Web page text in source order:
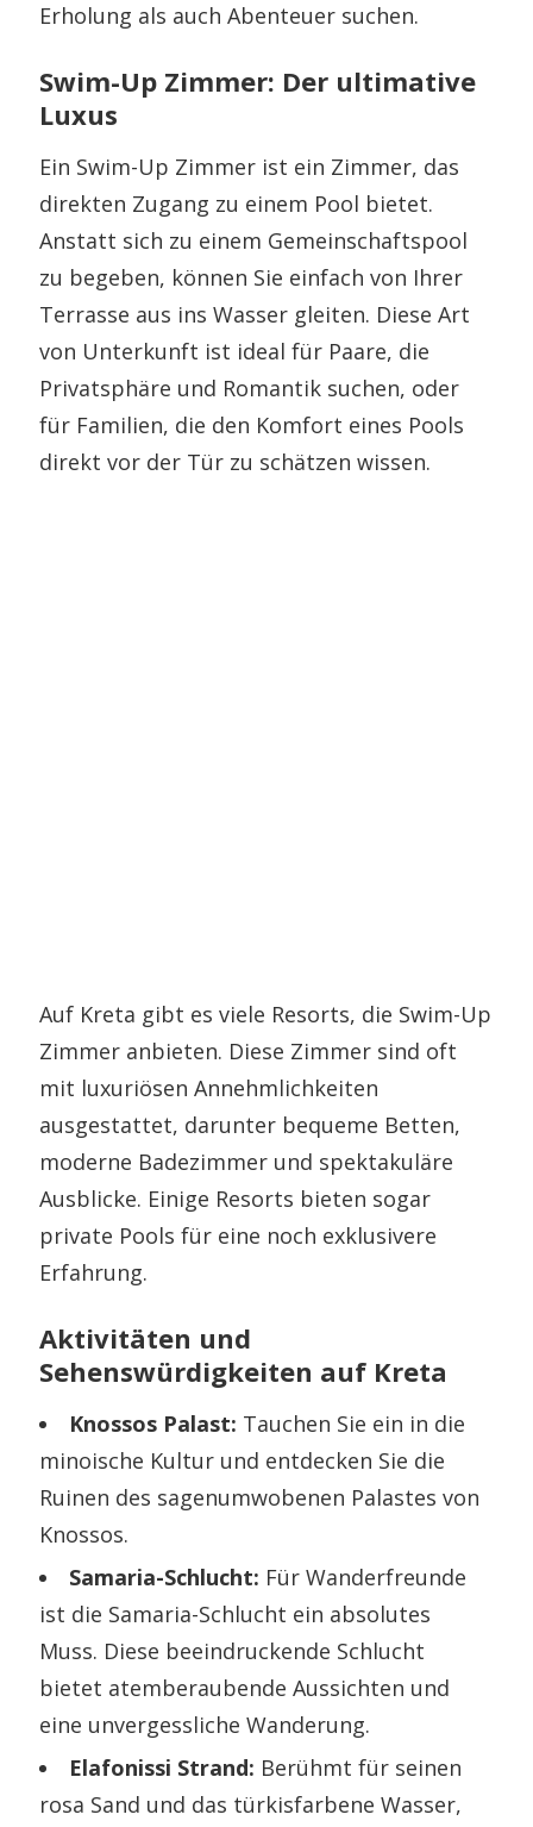
Erholung als auch Abenteuer suchen.
Swim-Up Zimmer: Der ultimative
Luxus
Ein Swim-Up Zimmer ist ein Zimmer, das
direkten Zugang zu einem Pool bietet.
Anstatt sich zu einem Gemeinschaftspool
zu begeben, können Sie einfach von Ihrer
Terrasse aus ins Wasser gleiten. Diese Art
von Unterkunft ist ideal für Paare, die
Privatsphäre und Romantik suchen, oder
für Familien, die den Komfort eines Pools
direkt vor der Tür zu schätzen wissen.
Auf Kreta gibt es viele Resorts, die Swim-Up
Zimmer anbieten. Diese Zimmer sind oft
mit luxuriösen Annehmlichkeiten
ausgestattet, darunter bequeme Betten,
moderne Badezimmer und spektakuläre
Ausblicke. Einige Resorts bieten sogar
private Pools für eine noch exklusivere
Erfahrung.
Aktivitäten und
Sehenswürdigkeiten auf Kreta
Knossos Palast: Tauchen Sie ein in die
minoische Kultur und entdecken Sie die
Ruinen des sagenumwobenen Palastes von
Knossos.
Samaria-Schlucht: Für Wanderfreunde
ist die Samaria-Schlucht ein absolutes
Muss. Diese beeindruckende Schlucht
bietet atemberaubende Aussichten und
eine unvergessliche Wanderung.
Elafonissi Strand: Berühmt für seinen
rosa Sand und das türkisfarbene Wasser,